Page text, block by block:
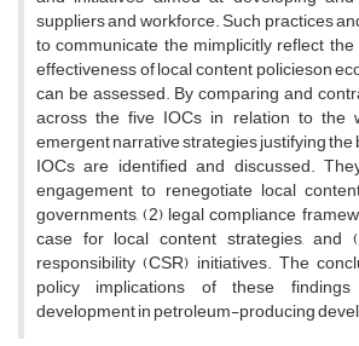
suppliers and workforce. Such practices
to communicate the mimplicitly reflect
effectiveness of local content policieson
can be assessed. By comparing and
across the five IOCs in relation to the
emergent narrative strategies justifying
IOCs are identified and discussed.
engagement to renegotiate local
governments, (2) legal compliance
case for local content strategies, and
responsibility (CSR) initiatives. The
policy implications of these
development in petroleum-producing